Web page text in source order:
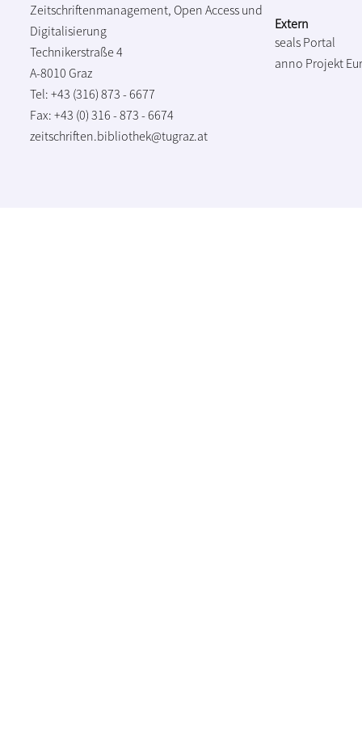
Zeitschriftenmanagement, Open Access und
Digitalisierung
Technikerstraße 4
A-8010 Graz
Tel: +43 (316) 873 - 6677
Fax: +43 (0) 316 - 873 - 6674
zeitschriften.bibliothek@tugraz.at
Extern
seals Portal
anno Projekt